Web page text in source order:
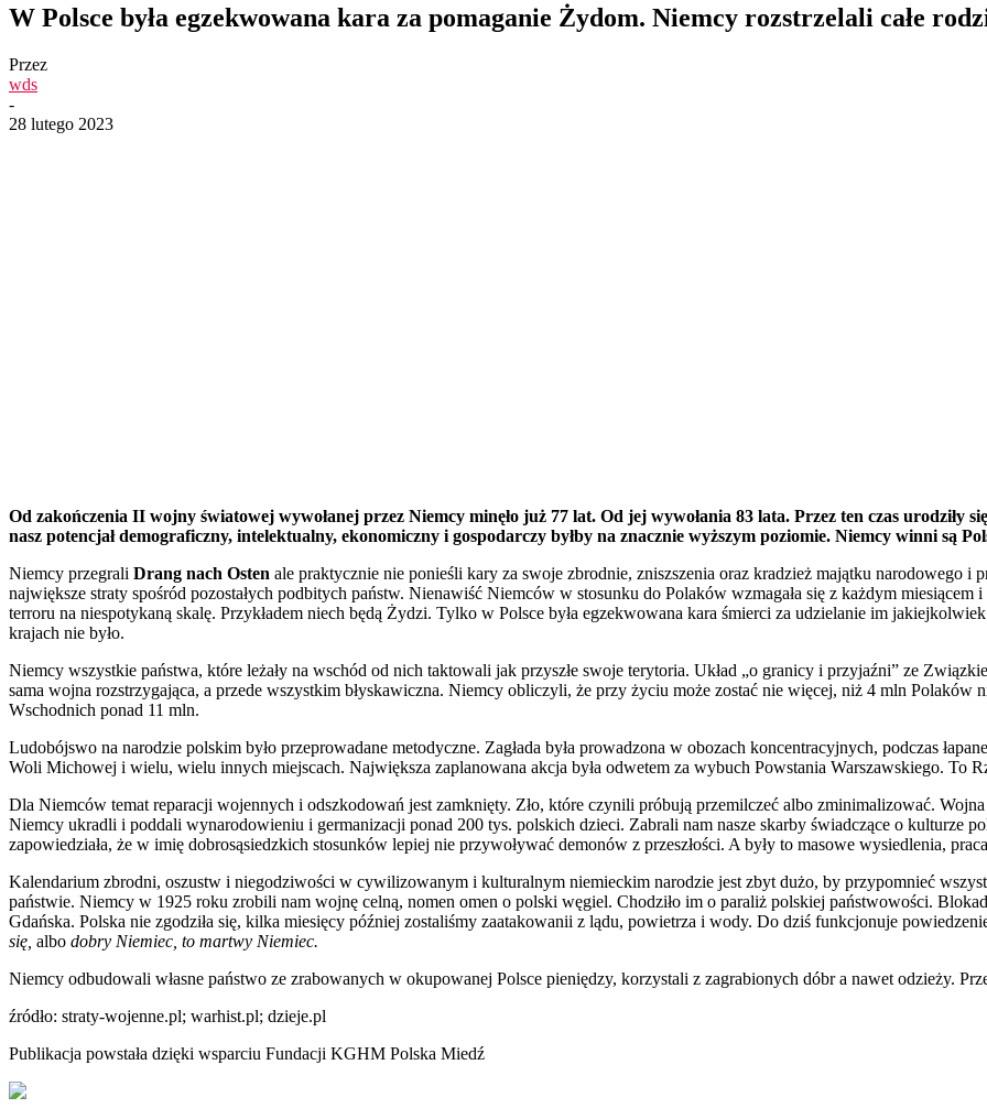
W Polsce była egzekwowana kara za pomaganie Żydom. Niemcy rozstrzelali całe
Przez
wds
-
28 lutego 2023
Od zakończenia II wojny światowej wywołanej przez Niemcy minęło już 77 lat. Od jej wywołania 83 lata. Przez ten czas urodziły
nasz potencjał demograficzny, intelektualny, ekonomiczny i gospodarczy byłby na znacznie wyższym poziomie. Niemcy winni są
Niemcy przegrali Drang nach Osten ale praktycznie nie ponieśli kary za swoje zbrodnie, zniszszenia oraz kradzież majątku narodowego
największe straty spośród pozostałych podbitych państw. Nienawiść Niemców w stosunku do Polaków wzmagała się z każdym
terroru na niespotykaną skalę. Przykładem niech będą Żydzi. Tylko w Polsce była egzekwowana kara śmierci za udzielanie im
krajach nie było.
Niemcy wszystkie państwa, które leżały na wschód od nich taktowali jak przyszłe swoje terytoria. Układ „o granicy i przyjaźni” ze
sama wojna rozstrzygająca, a przede wszystkim błyskawiczna. Niemcy obliczyli, że przy życiu może zostać nie więcej, niż 4 mln Polaków
Wschodnich ponad 11 mln.
Ludobójswo na narodzie polskim było przeprowadane metodyczne. Zagłada była prowadzona w obozach koncentracyjnych, podczas
Woli Michowej i wielu, wielu innych miejscach. Największa zaplanowana akcja była odwetem za wybuch Powstania Warszawskiego. To
Dla Niemców temat reparacji wojennych i odszkodowań jest zamknięty. Zło, które czynili próbują przemilczeć albo zminimalizować.
Niemcy ukradli i poddali wynarodowieniu i germanizacji ponad 200 tys. polskich dzieci. Zabrali nam nasze skarby świadczące o kulturze
zapowiedziała, że w imię dobrosąsiedzkich stosunków lepiej nie przywoływać demonów z przeszłości. A były to masowe wysiedlenia,
Kalendarium zbrodni, oszustw i niegodziwości w cywilizowanym i kulturalnym niemieckim narodzie jest zbyt dużo, by przypomnieć
państwie. Niemcy w 1925 roku zrobili nam wojnę celną, nomen omen o polski węgiel. Chodziło im o paraliż polskiej państwowości.
Gdańska. Polska nie zgodziła się, kilka miesięcy później zostaliśmy zaatakowanii z lądu, powietrza i wody. Do dziś funkcjonuje
się, albo dobry Niemiec, to martwy Niemiec.
Niemcy odbudowali własne państwo ze zrabowanych w okupowanej Polsce pieniędzy, korzystali z zagrabionych dóbr a nawet odzieży.
źródło: straty-wojenne.pl; warhist.pl; dzieje.pl
Publikacja powstała dzięki wsparciu Fundacji KGHM Polska Miedź